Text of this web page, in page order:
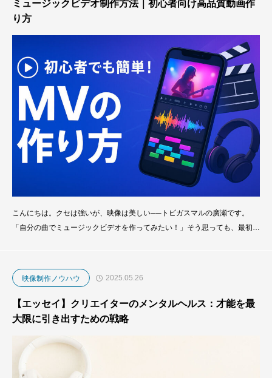
ミュージックビデオ制作方法｜初心者向け高品質動画作
り方
こんにちは。クセは強いが、映像は美しい──トビガスマルの廣瀬です。
「自分の曲でミュージックビデオを作ってみたい！」そう思っても、最初の
ティ高く仕上げられるMV制作の方法を、構想から撮影・編集・公開まで、
トビガスマル流にやさしく解説して
映像制作ノウハウ 2025.05.26
【エッセイ】クリエイターのメンタルヘルス：才能を最
大限に引き出すための戦略